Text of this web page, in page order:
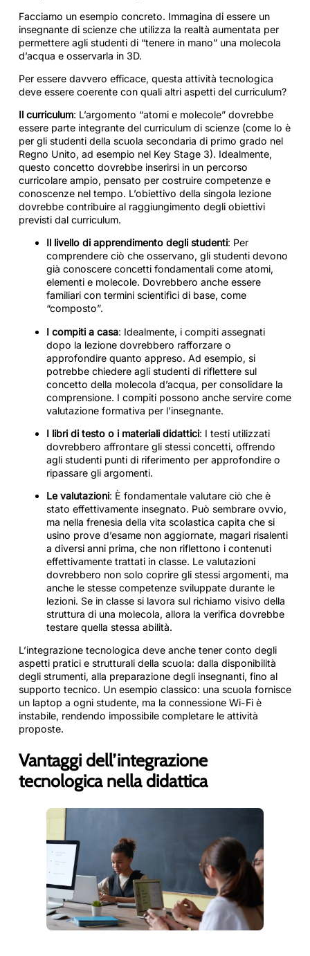
Facciamo un esempio concreto. Immagina di essere un
insegnante di scienze che utilizza la realtà aumentata per
permettere agli studenti di “tenere in mano” una molecola
d’acqua e osservarla in 3D.
Per essere davvero efficace, questa attività tecnologica
deve essere coerente con quali altri aspetti del curriculum?
Il curriculum: L’argomento “atomi e molecole” dovrebbe
essere parte integrante del curriculum di scienze (come lo è
per gli studenti della scuola secondaria di primo grado nel
Regno Unito, ad esempio nel Key Stage 3). Idealmente,
questo concetto dovrebbe inserirsi in un percorso
curricolare ampio, pensato per costruire competenze e
conoscenze nel tempo. L’obiettivo della singola lezione
dovrebbe contribuire al raggiungimento degli obiettivi
previsti dal curriculum.
Il livello di apprendimento degli studenti: Per
comprendere ciò che osservano, gli studenti devono
già conoscere concetti fondamentali come atomi,
elementi e molecole. Dovrebbero anche essere
familiari con termini scientifici di base, come
“composto”.
I compiti a casa: Idealmente, i compiti assegnati
dopo la lezione dovrebbero rafforzare o
approfondire quanto appreso. Ad esempio, si
potrebbe chiedere agli studenti di riflettere sul
concetto della molecola d’acqua, per consolidare la
comprensione. I compiti possono anche servire come
valutazione formativa per l’insegnante.
I libri di testo o i materiali didattici: I testi utilizzati
dovrebbero affrontare gli stessi concetti, offrendo
agli studenti punti di riferimento per approfondire o
ripassare gli argomenti.
Le valutazioni: È fondamentale valutare ciò che è
stato effettivamente insegnato. Può sembrare ovvio,
ma nella frenesia della vita scolastica capita che si
usino prove d’esame non aggiornate, magari risalenti
a diversi anni prima, che non riflettono i contenuti
effettivamente trattati in classe. Le valutazioni
dovrebbero non solo coprire gli stessi argomenti, ma
anche le stesse competenze sviluppate durante le
lezioni. Se in classe si lavora sul richiamo visivo della
struttura di una molecola, allora la verifica dovrebbe
testare quella stessa abilità.
L’integrazione tecnologica deve anche tener conto degli
aspetti pratici e strutturali della scuola: dalla disponibilità
degli strumenti, alla preparazione degli insegnanti, fino al
supporto tecnico. Un esempio classico: una scuola fornisce
un laptop a ogni studente, ma la connessione Wi-Fi è
instabile, rendendo impossibile completare le attività
proposte.
Vantaggi dell’integrazione
tecnologica nella didattica